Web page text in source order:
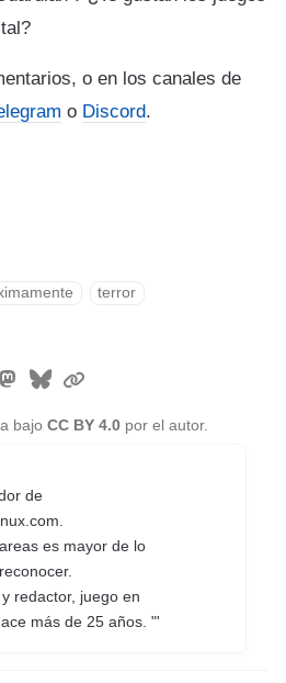
o en los canales de
o Discord.
terror
bajo CC BY 4.0 por el autor.
de
es mayor de lo
y redactor, juego en
más de 25 años. "'